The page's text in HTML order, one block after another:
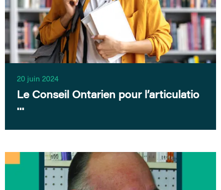
20 juin 2024
Le Conseil Ontarien pour l’articulatio
...